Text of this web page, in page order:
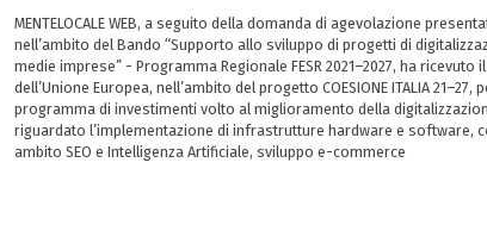
MENTELOCALE WEB, a seguito della domanda di agevolazione
nell’ambito del Bando “Supporto allo sviluppo di progetti di
medie imprese” - Programma Regionale FESR 2021–2027, ha
dell’Unione Europea, nell’ambito del progetto COESIONE ITALIA
programma di investimenti volto al miglioramento della
riguardato l’implementazione di infrastrutture hardware e software,
ambito SEO e Intelligenza Artificiale, sviluppo e-commerce